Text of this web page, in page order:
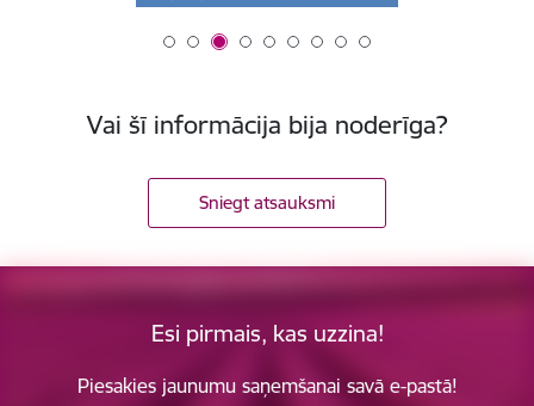
Vai šī informācija bija noderīga?
Sniegt atsauksmi
Esi pirmais, kas uzzina!
Piesakies jaunumu saņemšanai savā e-pastā!